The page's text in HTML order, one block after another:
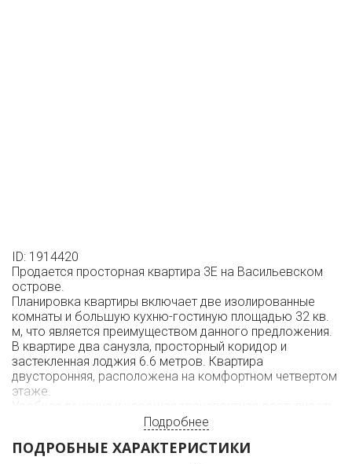
ID: 1914420
Продается просторная квартира 3Е на Васильевском
острове.
Планировка квартиры включает две изолированные
комнаты и большую кухню-гостиную площадью 32 кв.
м, что является преимуществом данного предложения.
В квартире два санузла, просторный коридор и
застекленная лоджия 6.6 метров. Квартира
двусторонняя, расположена на комфортном четвертом
этаже.
Удобная локация и хорошая транспортная доступность.
До станции метро Приморская 15 минут пешком.
собственник.
Подробнее
ПОДРОБНЫЕ ХАРАКТЕРИСТИКИ